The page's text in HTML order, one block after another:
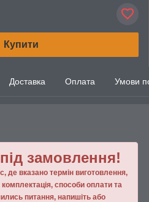
Купити
Доставка Оплата Умови
замовлення!
де вказано термін виготовлення,
способи оплати та
питання, напишiть або